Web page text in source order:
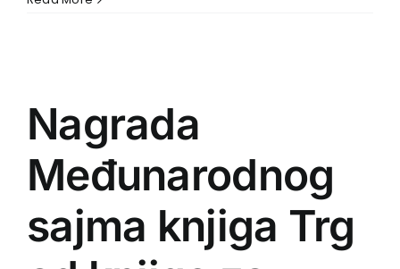
Nagrada
Međunarodnog
sajma knjiga Trg